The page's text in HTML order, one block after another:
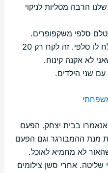
הרבה מטליות לניקוי
סלפי משקפופרים.
התירוץ – הבטחתי לאבא שנשלח לו סלפי. זה לקח רק 20
בבית יצחק. הפעם
מנת ההמבורגר וגם הפעם
לא מחמיא לאוכל.
שליטה. אחרי סשן צילומים